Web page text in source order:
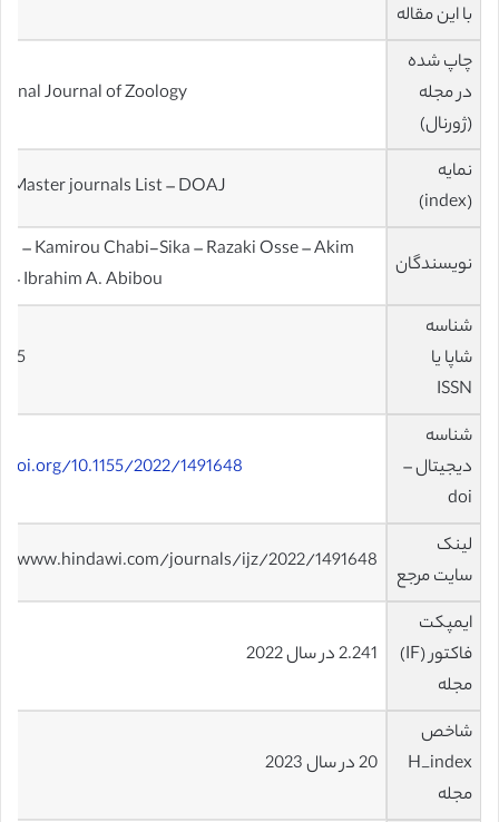
با این مقاله
چاپ شده
در مجله
(ژورنال)
Journal of Zoology
نمایه
(index)
Master journals List – DOAJ
نویسندگان
– Kamirou Chabi-Sika – Razaki Osse – Akim
– Ibrahim A. Abibou
شناسه
شاپا یا
ISSN
شناسه
دیجیتال –
doi
10.1155/2022/1491648
لینک
سایت مرجع
www.hindawi.com/journals/ijz/2022/1491648/
ایمپکت
فاکتور (IF)
مجله
2.241 در سال 2022
شاخص
H_index
مجله
20 در سال 2023